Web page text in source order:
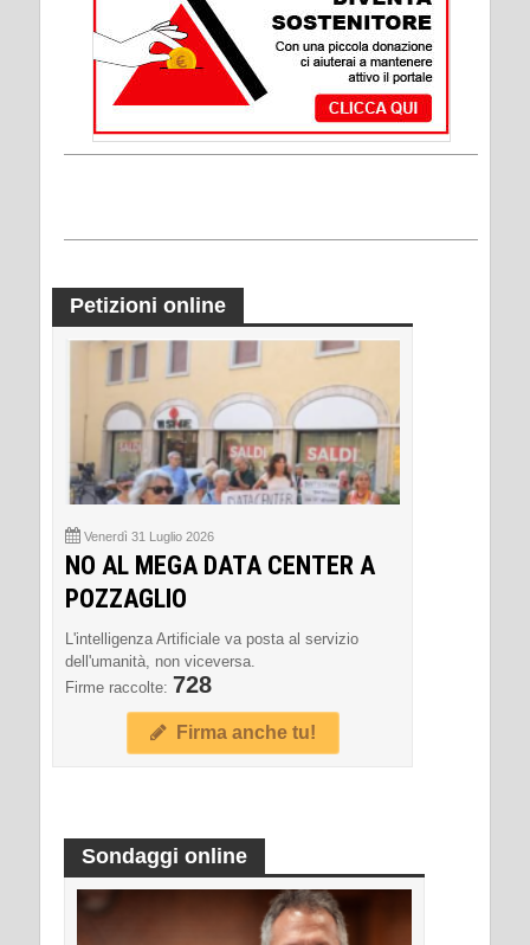
Petizioni online
Venerdì 31 Luglio 2026
NO AL MEGA DATA CENTER A
POZZAGLIO
L'intelligenza Artificiale va posta al servizio
dell'umanità, non viceversa.
Firme raccolte: 728
Firma anche tu!
Sondaggi online